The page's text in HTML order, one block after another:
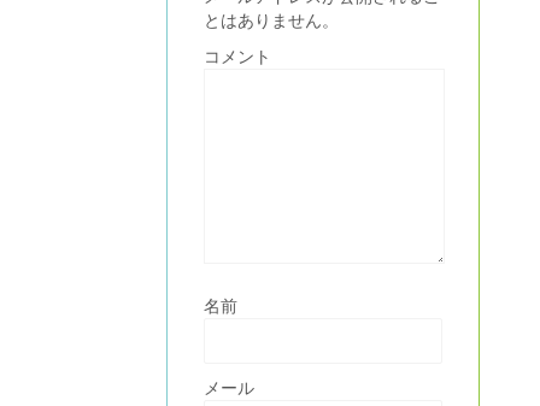
とはありません。
コメント
名前
メール